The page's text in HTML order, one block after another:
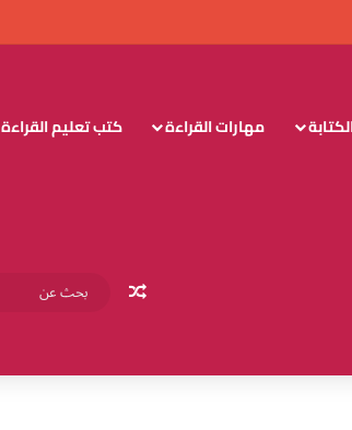
مهارات القراءة كتب تعليم القراءة PDF
مقال عشوائي